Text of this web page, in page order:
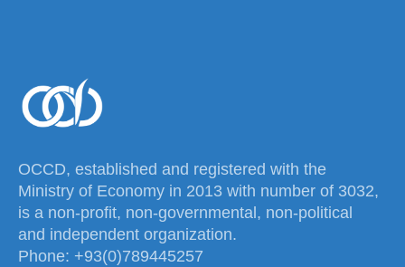
OCCD, established and registered with the
Ministry of Economy in 2013 with number of 3032,
is a non-profit, non-governmental, non-political
and independent organization.
Phone: +93(0)789445257